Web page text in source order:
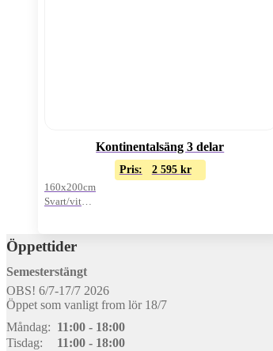
Kontinentalsäng 3 delar
Pris: 2 595 kr
160x200cm
Svart/vit
Öppettider
Semesterstängt
OBS! 6/7-17/7 2026
Öppet som vanligt from lör 18/7
Måndag: 11:00 - 18:00
Tisdag:
11:00 - 18:00